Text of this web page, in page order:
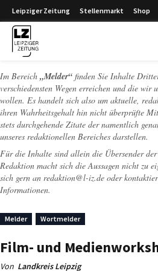
Leipziger Zeitung Stellenmarkt Shop
Im Bereich „Melder“ finden Sie Inhalte
verschiedensten Wegen erreichen und die wir
wollen. Es handelt sich also um aktuelle,
ihren Wahrheitsgehalt hin nicht überprüfte
stets durchgehende Zitate der namentlich
unseres redaktionellen Bereiches darstellen.
Für die Inhalte sind allein die Übersender
Redaktion macht sich die Aussagen nicht zu
sich gern an redaktion@l-iz.de oder
Informationen.
Melder Wortmelder
Film- und
Von Landkreis Leipzig